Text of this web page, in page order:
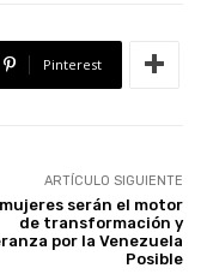
Pinterest
ARTÍCULO SIGUIENTE
mujeres serán el motor
de transformación y
por la Venezuela
Posible